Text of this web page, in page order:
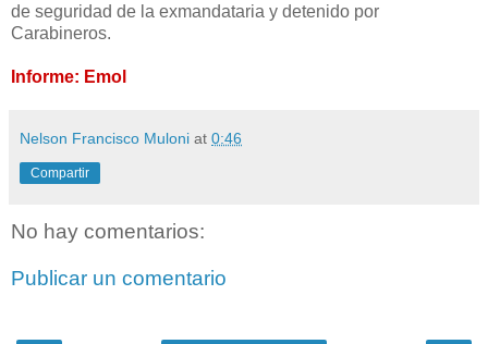
de seguridad de la exmandataria y detenido por
Carabineros.
Informe: Emol
Nelson Francisco Muloni at 0:46
Compartir
No hay comentarios:
Publicar un comentario